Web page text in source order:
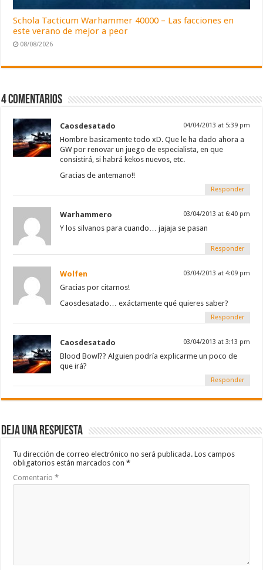
Schola Tacticum Warhammer 40000 – Las facciones en
este verano de mejor a peor
08/08/2026
4 comentarios
Caosdesatado 04/04/2013 at 5:39 pm
Hombre basicamente todo xD. Que le ha dado ahora a
GW por renovar un juego de especialista, en que
consistirá, si habrá kekos nuevos, etc.
Gracias de antemano!!
Responder
Warhammero 03/04/2013 at 6:40 pm
Y los silvanos para cuando… jajaja se pasan
Responder
Wolfen 03/04/2013 at 4:09 pm
Gracias por citarnos!
Caosdesatado… exáctamente qué quieres saber?
Responder
Caosdesatado 03/04/2013 at 3:13 pm
Blood Bowl?? Alguien podría explicarme un poco de
que irá?
Responder
Deja una respuesta
Tu dirección de correo electrónico no será publicada. Los campos
obligatorios están marcados con*
Comentario*